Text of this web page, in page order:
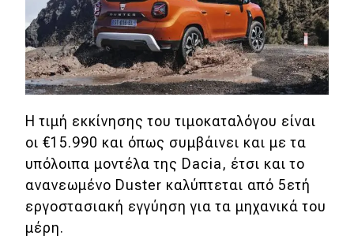
Η τιμή εκκίνησης του τιμοκαταλόγου είναι
οι €15.990 και όπως συμβάινει και με τα
υπόλοιπα μοντέλα της Dacia, έτσι και το
ανανεωμένο Duster καλύπτεται από 5ετή
εργοστασιακή εγγύηση για τα μηχανικά του
μέρη.